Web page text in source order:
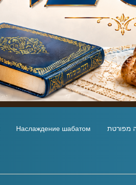
מפורטת Наслаждение шабатом